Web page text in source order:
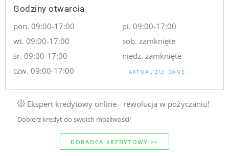
Godziny otwarcia
pon. 09:00-17:00
wt. 09:00-17:00
śr. 09:00-17:00
czw. 09:00-17:00
pi. 09:00-17:00
sob. zamknięte
niedz. zamknięte
AKTUALIZUJ DANE
Ekspert kredytowy online - rewolucja w pożyczaniu!
Dobierz kredyt do swoich mozliwości!
DORADCA KREDYTOWY >>